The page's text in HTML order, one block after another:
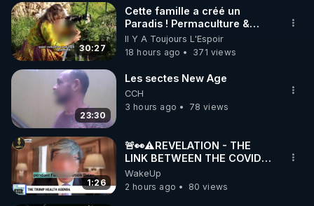
▶ 30 jours gratuit sur l’application de méditation et
de bien-être ENVOL :
Rendez-vous sur https://www.envol.app/code
le code : REGENERE
30:27
Cette famille a créé un
Paradis ! Permaculture &
Autonomie
Il Y A Toujours L'Espoir
18 hours ago
371 views
23:30
Les sectes New Age
CCH
3 hours ago
78 views
1:26
🚨👀⚠️REVELATION - THE
LINK BETWEEN THE COVID
VACCINE AND CANCER -LIEN
VACCIN COVID ET CANCER
WakeUp
2 hours ago
80 views